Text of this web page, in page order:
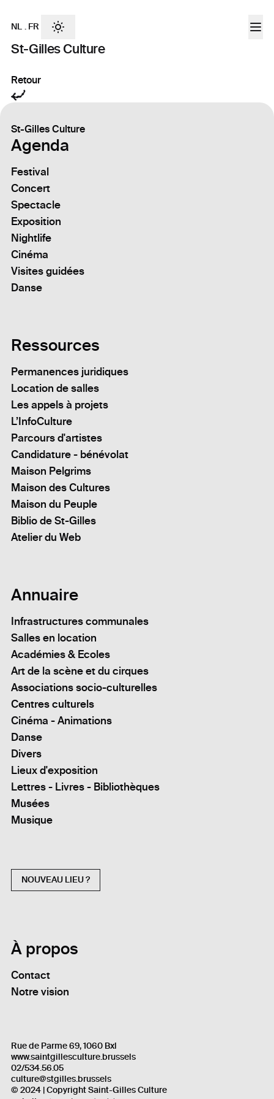
St-Gilles Culture
NL . FR
Retour
St-Gilles Culture
Agenda
Festival
Concert
Spectacle
Exposition
Nightlife
Cinéma
Visites guidées
Danse
Ressources
Permanences juridiques
Location de salles
Les appels à projets
L’InfoCulture
Parcours d'artistes
Candidature - bénévolat
Maison Pelgrims
Maison des Cultures
Maison du Peuple
Biblio de St-Gilles
Atelier du Web
Annuaire
Infrastructures communales
Salles en location
Académies & Ecoles
Art de la scène et du cirques
Associations socio-culturelles
Centres culturels
Cinéma - Animations
Danse
Divers
Lieux d'exposition
Lettres - Livres - Bibliothèques
Musées
Musique
NOUVEAU LIEU ?
À propos
Contact
Notre vision
Rue de Parme 69, 1060 Bxl
www.saintgillesculture.brussels
02/534.56.05
culture@stgilles.brussels
© 2024 | Copyright Saint-Gilles Culture